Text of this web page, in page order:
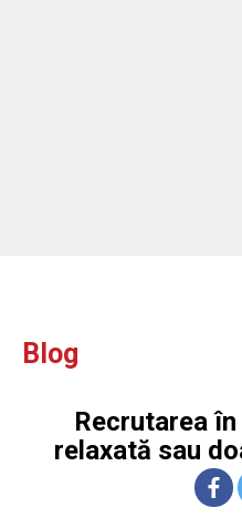
Blog
Recrutarea
relaxată sau